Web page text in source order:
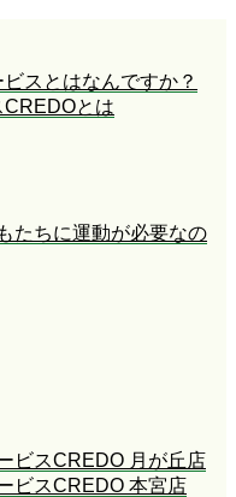
スとはなんですか？
CREDOとは
たちに運動が必要なの
ビスCREDO 月が丘店
ビスCREDO 本宮店